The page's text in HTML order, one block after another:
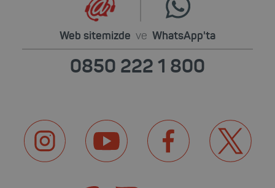
Web sitemizde ve WhatsApp'ta
0850 222 1 800